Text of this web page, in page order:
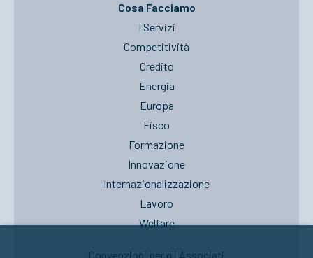
Cosa Facciamo
I Servizi
Competitività
Credito
Energia
Europa
Fisco
Formazione
Innovazione
Internazionalizzazione
Lavoro
Welfare
Convenzioni per gli Associati